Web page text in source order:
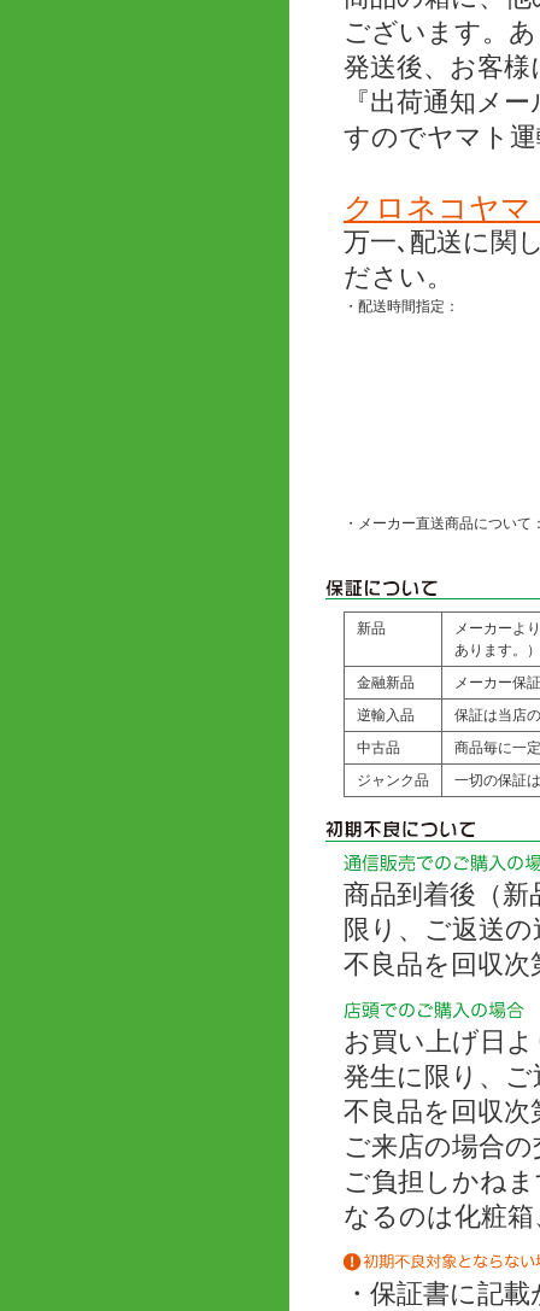
ございます。
発送後、お客
『出荷通知メ
すのでヤマト
クロネコヤ
万一､配送に関
ださい。
・配送時間指定：
・メーカー直送商品について
新品
メーカーよ
あります。）
金融新品
メーカー保
逆輸入品
保証は当店
中古品
商品毎に一
ジャンク品
一切の保証
商品到着後（新
限り、ご返送
不良品を回収
お買い上げ日
発生に限り、
不良品を回収
ご来店の場合
ご負担しかね
なるのは化粧
・保証書に記